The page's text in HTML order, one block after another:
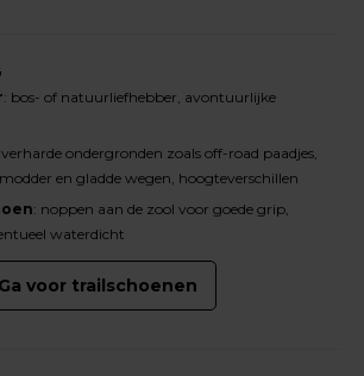
: bos- of natuurliefhebber, avontuurlijke
ondergronden zoals off-road paadjes,
en gladde wegen, hoogteverschillen
: noppen aan de zool voor goede grip,
waterdicht
Ga voor trailschoenen